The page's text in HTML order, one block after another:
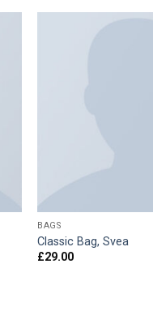
BAGS
Classic Bag, Svea
£29.00